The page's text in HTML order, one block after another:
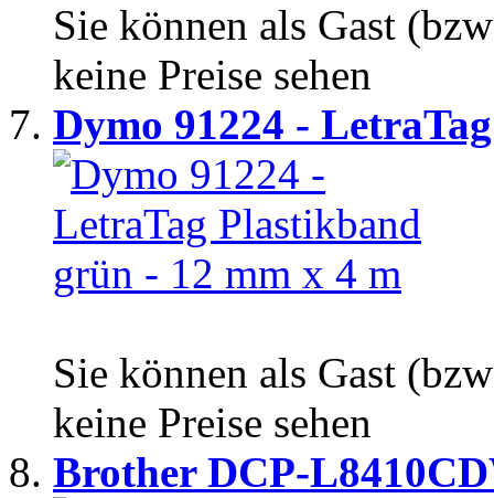
Sie können als Gast
keine Preise sehen
Dymo 91224 -
Sie können als Gast
keine Preise sehen
Brother DCP-